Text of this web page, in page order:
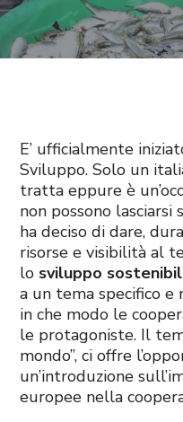
E’ ufficialmente
Sviluppo. Solo un
tratta eppure è
non possono lasciarsi
ha deciso di dare,
risorse e visibilità al
lo sviluppo
a un tema specifico e
in che modo le
le protagoniste. Il
mondo”, ci offre
un’introduzione
europee nella